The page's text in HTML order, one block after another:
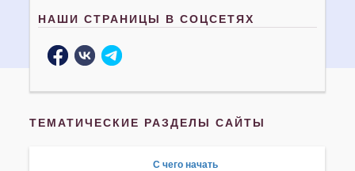
НАШИ СТРАНИЦЫ В СОЦСЕТЯХ
ТЕМАТИЧЕСКИЕ РАЗДЕЛЫ САЙТЫ
С чего начать